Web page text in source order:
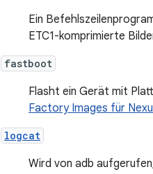
Ein
ETC1-komprimierte
fastboot
Flasht ein Gerät mit
Factory Images für
logcat
Wird von adb